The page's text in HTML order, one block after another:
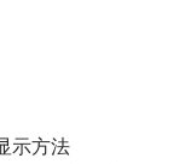
示方法